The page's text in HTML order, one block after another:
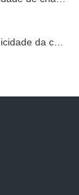
Nivelamento de alta precisão para melhorar a planicidade da chapa